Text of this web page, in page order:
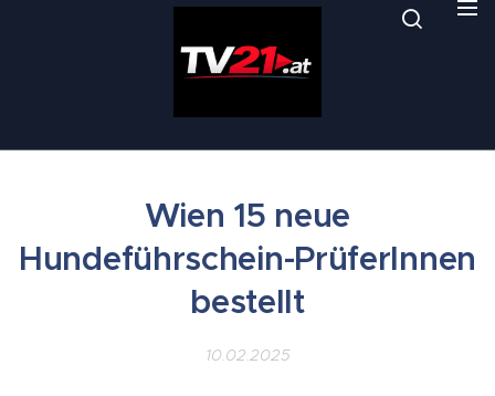
Wien 15 neue
Hundeführschein-PrüferInnen
bestellt
10.02.2025